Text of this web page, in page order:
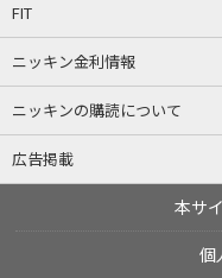
FIT
ニッキン金利情報
ニッキンの購読について
広告掲載
本サ
個